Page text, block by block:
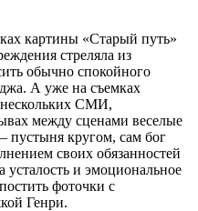
картины «Старый путь»
стреляла из
обычно спокойного
А уже на съемках
нескольких СМИ,
между сценами веселые
пустыня кругом, сам бог
своих обязанностей
усталость и эмоциональное
фоточки с
Генри.